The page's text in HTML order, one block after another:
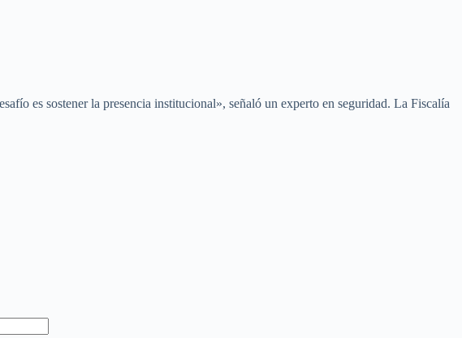
es sostener la presencia institucional», señaló un experto en seguridad. La Fiscalía